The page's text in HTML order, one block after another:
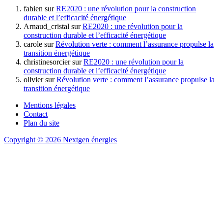
fabien surRE2020 : une révolution pour la construction
durable et l’efficacité énergétique
Arnaud_cristal surRE2020 : une révolution pour la
construction durable et l’efficacité énergétique
carole surRévolution verte : comment l’assurance propulse la
transition énergétique
christinesorciersurRE2020 : une révolution pour la
construction durable et l’efficacité énergétique
oliviersurRévolution verte : comment l’assurance propulse la
transition énergétique
Mentions légales
Contact
Plan du site
Copyright © 2026 Nextgen énergies